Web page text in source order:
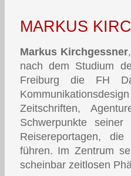
MARKUS
Markus Kirchgessner
nach dem Studium
Freiburg die FH
Zeitschriften,
Schwerpunkte
Reisereportagen,
führen. Im Zentrum
scheinbar zeitlosen